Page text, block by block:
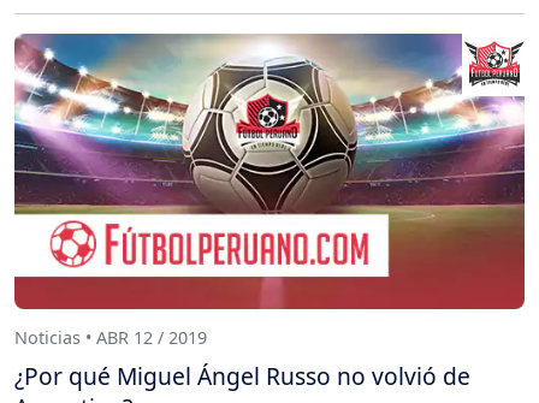
Noticias • ABR 12 / 2019
¿Por qué Miguel Ángel Russo no volvió de